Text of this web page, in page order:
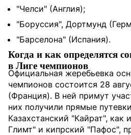
"Челси" (Англия);
"Боруссия", Дортмунд
"Барселона" (Испания).
Когда и как определятся
в Лиге чемпионов
Официальная жеребьевка
чемпионов состоится 28
(Франция). В ней примут
них получили прямые
Казахстанский "Кайрат",
Глимт" и кипрский "Пафос",